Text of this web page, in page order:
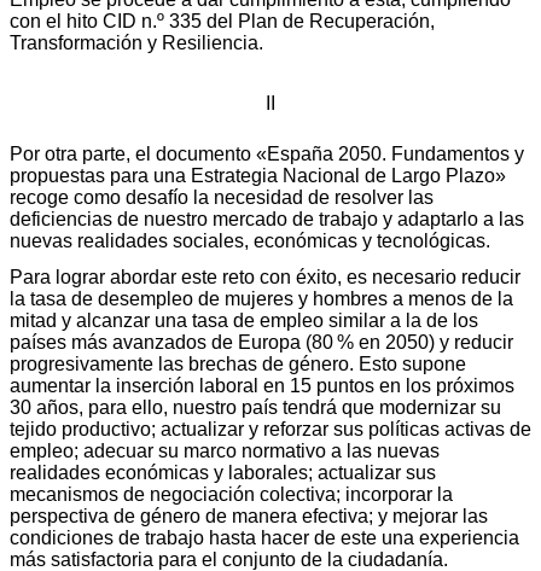
con el hito CID n.º 335 del Plan de Recuperación,
Transformación y Resiliencia.
Por otra parte, el documento «España 2050. Fundamentos y
propuestas para una Estrategia Nacional de Largo Plazo»
recoge como desafío la necesidad de resolver las
deficiencias de nuestro mercado de trabajo y adaptarlo a las
nuevas realidades sociales, económicas y tecnológicas.
Para lograr abordar este reto con éxito, es necesario reducir
la tasa de desempleo de mujeres y hombres a menos de la
mitad y alcanzar una tasa de empleo similar a la de los
países más avanzados de Europa (80 % en 2050) y reducir
progresivamente las brechas de género. Esto supone
aumentar la inserción laboral en 15 puntos en los próximos
30 años, para ello, nuestro país tendrá que modernizar su
tejido productivo; actualizar y reforzar sus políticas activas de
empleo; adecuar su marco normativo a las nuevas
realidades económicas y laborales; actualizar sus
mecanismos de negociación colectiva; incorporar la
perspectiva de género de manera efectiva; y mejorar las
condiciones de trabajo hasta hacer de este una experiencia
más satisfactoria para el conjunto de la ciudadanía.